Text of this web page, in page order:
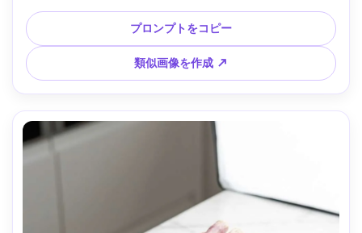
50mmレンズの雰囲気、中程度の浅い被写界深度、豊かな暖
色調、高級料理本のようなリアルな質感 --ar 4:5
プロンプトをコピー
類似画像を作成 ↗